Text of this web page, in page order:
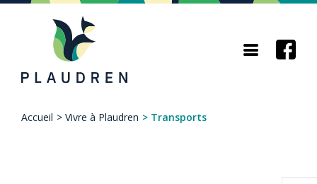
Aller
contenu
principal
Accueil > Vivre à Plaudren > Transports